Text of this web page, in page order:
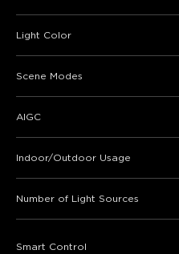
Light Color
Scene Modes
AIGC
Indoor/Outdoor Usage
Number of Light Sources
Smart Control